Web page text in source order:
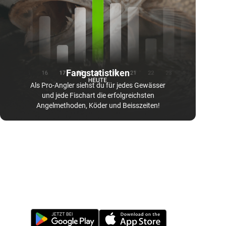
Fangstatistiken
Als Pro-Angler siehst du für jedes Gewässer
und jede Fischart die erfolgreichsten
Angelmethoden, Köder und Beisszeiten!